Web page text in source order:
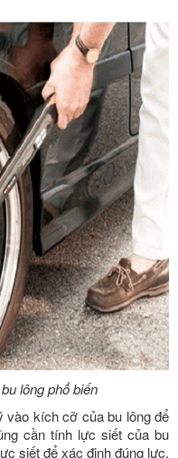
lông phổ biến
vào kích cỡ của bu lông để
cần tính lực siết của bu
siết để xác định đúng lực.